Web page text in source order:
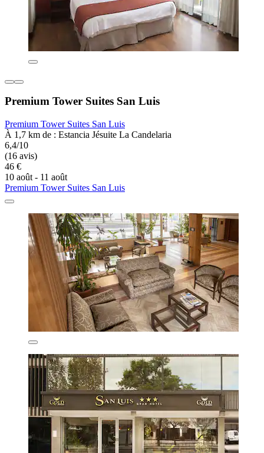
Premium Tower Suites San Luis
Premium Tower Suites San Luis
À 1,7 km de : Estancia Jésuite La Candelaria
6,4/10
(16 avis)
46 €
10 août - 11 août
Premium Tower Suites San Luis